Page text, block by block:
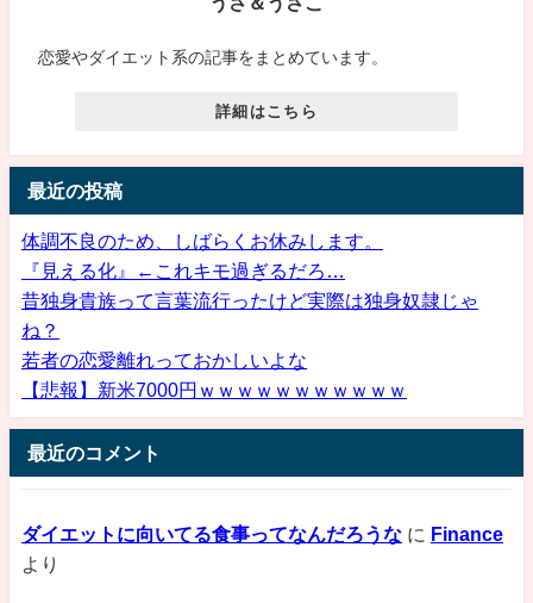
恋愛やダイエット系の記事をまとめています。
詳細はこちら
最近の投稿
体調不良のため、しばらくお休みします。
『見える化』←これキモ過ぎるだろ…
昔独身貴族って言葉流行ったけど実際は独身奴隷じゃ
ね？
若者の恋愛離れっておかしいよな
【悲報】新米7000円ｗｗｗｗｗｗｗｗｗｗｗ
最近のコメント
ダイエットに向いてる食事ってなんだろうな に Finance
より